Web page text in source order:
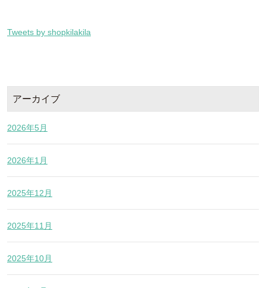
Tweets by shopkilakila
アーカイブ
2026年5月
2026年1月
2025年12月
2025年11月
2025年10月